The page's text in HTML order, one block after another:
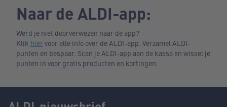
Naar de ALDI-app:
Werd je niet doorverwezen naar de app?
Klik hiervoor alle info over de ALDI-app. Verzamel ALDI-
punten en bespaar. Scan je ALDI-app aan de kassa en wissel je
punten in voor gratis producten en kortingen.